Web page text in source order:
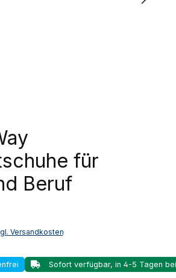
für
Beruf
Versandkosten
Sofort verfügbar, in 4-5 Tagen